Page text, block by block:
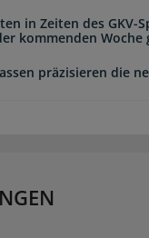
in Zeiten des GKV-
kommenden Woche
präzisieren die